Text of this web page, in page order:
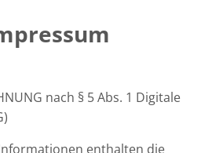
nach § 5 Abs. 1 Digitale
enthalten die